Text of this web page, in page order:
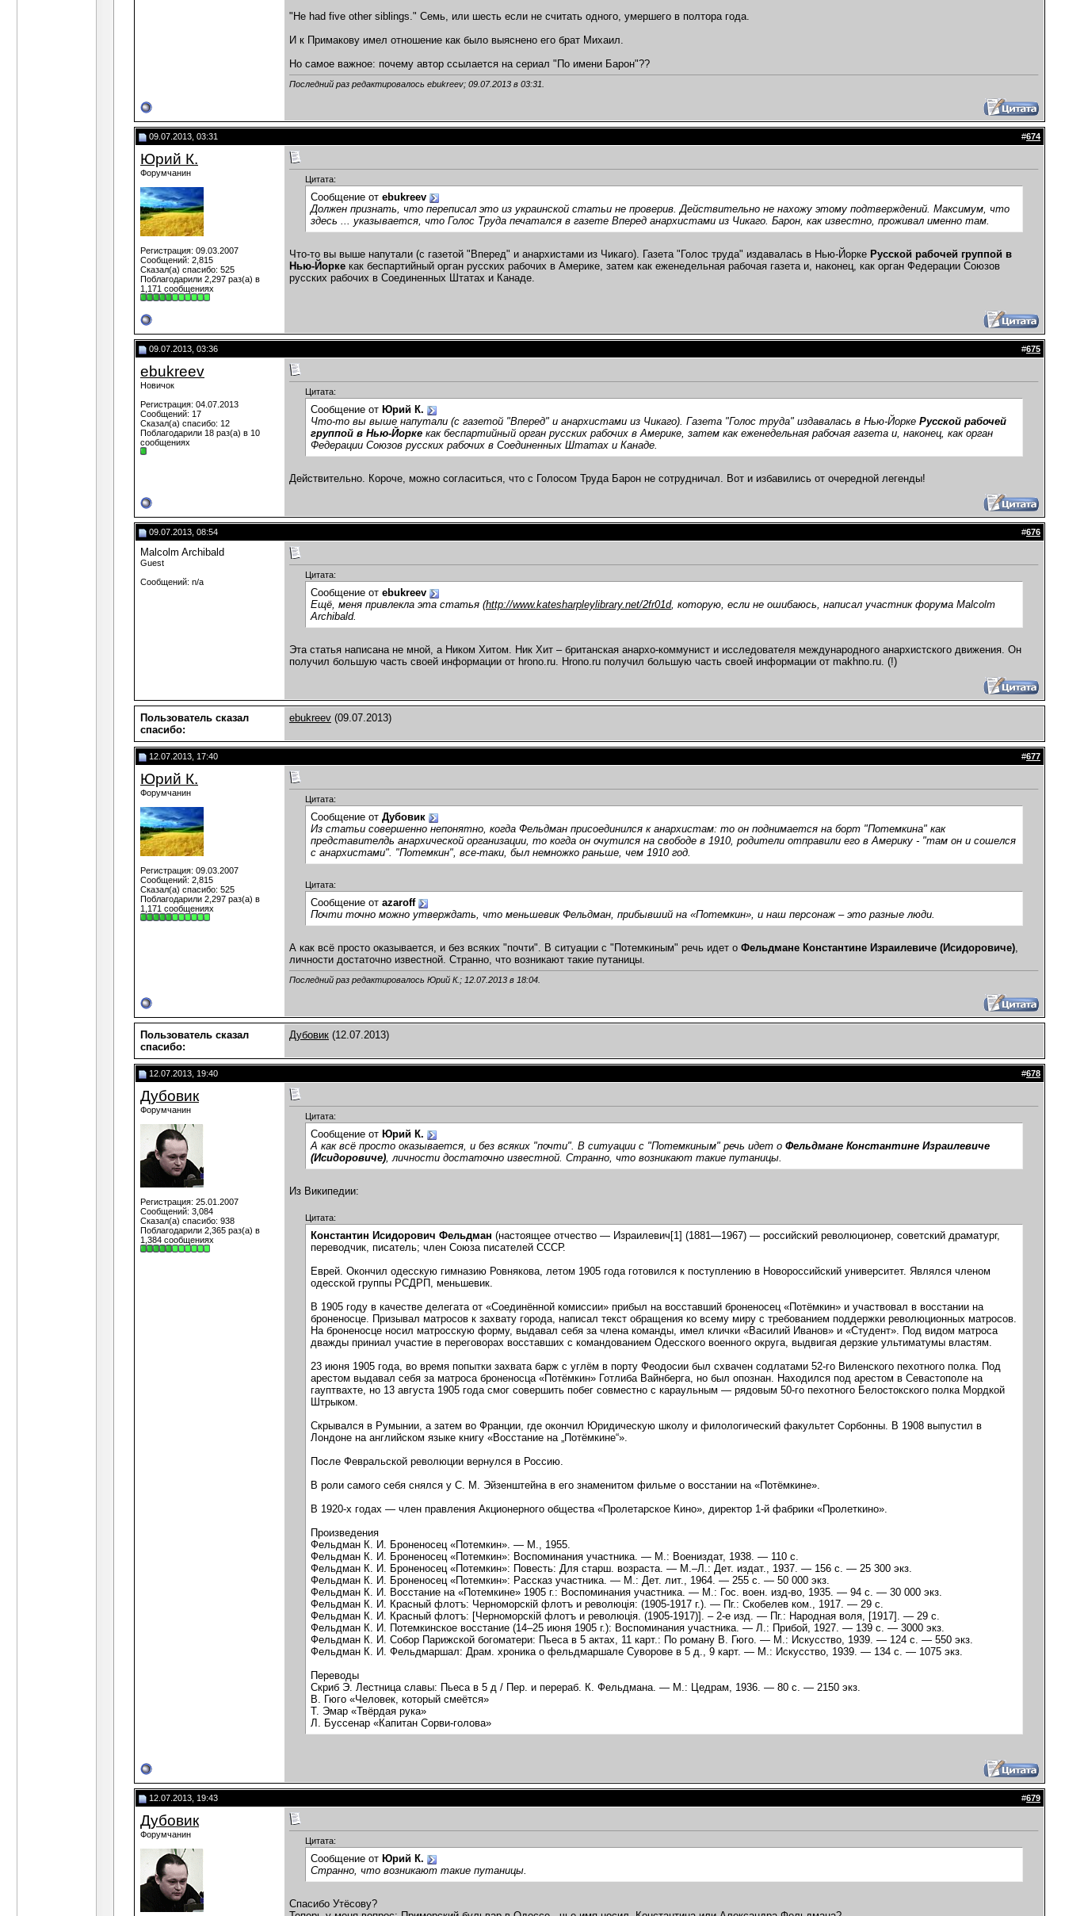
"He had five other siblings." Семь, или шесть если не считать одного, умершего в полтора года.
И к Примакову имел отношение как было выяснено его брат Михаил.
Но самое важное: почему автор ссылается на сериал "По имени Барон"??
Последний раз редактировалось ebukreev; 09.07.2013 в 03:31
09.07.2013, 03:31 #674
Юрий К.
Форумчанин
Регистрация: 09.03.2007
Сообщений: 2,815
Сказал(а) спасибо: 525
Поблагодарили 2,297 раз(а) в
1,171 сообщениях
Цитата:
Сообщение от ebukreev
Должен признать, что переписал это из украинской статьи не проверив. Действительно не нахожу этому подтверждений. Максимум, что
здесь ... указывается, что Голос Труда печатался в газете Вперед анархистами из Чикаго. Барон, как известно, проживал именно там.
Что-то вы выше напутали (с газетой "Вперед" и анархистами из Чикаго). Газета "Голос труда" издавалась в Нью-Йорке Русской рабочей группой в
Нью-Йорке как беспартийный орган русских рабочих в Америке, затем как еженедельная рабочая газета и, наконец, как орган Федерации Союзов
русских рабочих в Соединенных Штатах и Канаде.
09.07.2013, 03:36 #675
ebukreev
Новичок
Регистрация: 04.07.2013
Сообщений: 17
Сказал(а) спасибо: 12
Поблагодарили 18 раз(а) в 10
сообщениях
Цитата:
Сообщение от Юрий К.
Что-то вы выше напутали (с газетой "Вперед" и анархистами из Чикаго). Газета "Голос труда" издавалась в Нью-Йорке Русской рабочей
группой в Нью-Йорке как беспартийный орган русских рабочих в Америке, затем как еженедельная рабочая газета и, наконец, как орган
Федерации Союзов русских рабочих в Соединенных Штатах и Канаде.
Действительно. Короче, можно согласиться, что с Голосом Труда Барон не сотрудничал. Вот и избавились от очередной легенды!
09.07.2013, 08:54 #676
Malcolm Archibald
Guest
Сообщений: n/a
Цитата:
Сообщение от ebukreev
Ещё, меня привлекла эта статья (http://www.katesharpleylibrary.net/2fr01d, которую, если не ошибаюсь, написал участник форума Malcolm
Archibald.
Эта статья написана не мной, а Ником Хитом. Ник Хит – британская анархо-коммунист и исследователя международного анархистского движения. Он
получил большую часть своей информации от hrono.ru. Hrono.ru получил большую часть своей информации от makhno.ru. (!)
Пользователь сказал
cпасибо:
ebukreev (09.07.2013)
12.07.2013, 17:40 #677
Юрий К.
Форумчанин
Регистрация: 09.03.2007
Сообщений: 2,815
Сказал(а) спасибо: 525
Поблагодарили 2,297 раз(а) в
1,171 сообщениях
Цитата:
Сообщение от Дубовик
Из статьи совершенно непонятно, когда Фельдман присоединился к анархистам: то он поднимается на борт "Потемкина" как
представителдь анархической организации, то когда он очутился на свободе в 1910, родители отправили его в Америку - "там он и сошелся
с анархистами". "Потемкин", все-таки, был немножко раньше, чем 1910 год.
Цитата:
Сообщение от azaroff
Почти точно можно утверждать, что меньшевик Фельдман, прибывший на «Потемкин», и наш персонаж – это разные люди.
А как всё просто оказывается, и без всяких "почти". В ситуации с "Потемкиным" речь идет о Фельдмане Константине Израилевиче (Исидоровиче),
личности достаточно известной. Странно, что возникают такие путаницы.
Последний раз редактировалось Юрий К.; 12.07.2013 в 18:04
Пользователь сказал
cпасибо:
Дубовик (12.07.2013)
12.07.2013, 19:40 #678
Дубовик
Форумчанин
Регистрация: 25.01.2007
Сообщений: 3,084
Сказал(а) спасибо: 938
Поблагодарили 2,365 раз(а) в
1,384 сообщениях
Цитата:
Сообщение от Юрий К.
А как всё просто оказывается, и без всяких "почти". В ситуации с "Потемкиным" речь идет о Фельдмане Константине Израилевиче
(Исидоровиче), личности достаточно известной. Странно, что возникают такие путаницы.
Из Википедии:
Цитата:
Константин Исидорович Фельдман (настоящее отчество — Израилевич[1] (1881—1967) — российский революционер, советский драматург,
переводчик, писатель; член Союза писателей СССР.
Еврей. Окончил одесскую гимназию Ровнякова, летом 1905 года готовился к поступлению в Новороссийский университет. Являлся членом
одесской группы РСДРП, меньшевик.
В 1905 году в качестве делегата от «Соединённой комиссии» прибыл на восставший броненосец «Потёмкин» и участвовал в восстании на
броненосце. Призывал матросов к захвату города, написал текст обращения ко всему миру с требованием поддержки революционных матросов.
На броненосце носил матросскую форму, выдавал себя за члена команды, имел клички «Василий Иванов» и «Студент». Под видом матроса
дважды приниал участие в переговорах восставших с командованием Одесского военного округа, выдвигая дерзкие ультиматумы властям.
23 июня 1905 года, во время попытки захвата барж с углём в порту Феодосии был схвачен содлатами 52-го Виленского пехотного полка. Под
арестом выдавал себя за матроса броненосца «Потёмкин» Готлиба Вайнберга, но был опознан. Находился под арестом в Севастополе на
гауптвахте, но 13 августа 1905 года смог совершить побег совместно с караульным — рядовым 50-го пехотного Белостокского полка Мордкой
Штрыком.
Скрывался в Румынии, а затем во Франции, где окончил Юридическую школу и филологический факультет Сорбонны. В 1908 выпустил в
Лондоне на английском языке книгу «Восстание на „Потёмкине“».
После Февральской революции вернулся в Россию.
В роли самого себя снялся у С. М. Эйзенштейна в его знаменитом фильме о восстании на «Потёмкине».
В 1920-х годах — член правления Акционерного общества «Пролетарское Кино», директор 1-й фабрики «Пролеткино».
Произведения
Фельдман К. И. Броненосец «Потемкин». — М., 1955.
Фельдман К. И. Броненосец «Потемкин»: Воспоминания участника. — М.: Воениздат, 1938. — 110 с.
Фельдман К. И. Броненосец «Потемкин»: Повесть: Для старш. возраста. — М.–Л.: Дет. издат., 1937. — 156 с. — 25 300 экз.
Фельдман К. И. Броненосец «Потемкин»: Рассказ участника. — М.: Дет. лит., 1964. — 255 с. — 50 000 экз.
Фельдман К. И. Восстание на «Потемкине» 1905 г.: Воспоминания участника. — М.: Гос. воен. изд-во, 1935. — 94 с. — 30 000 экз.
Фельдман К. И. Красный флотъ: Черноморскiй флотъ и революцiя: (1905-1917 г.). — Пг.: Скобелев ком., 1917. — 29 с.
Фельдман К. И. Красный флотъ: [Черноморскiй флотъ и революцiя. (1905-1917)]. – 2-е изд. — Пг.: Народная воля, [1917]. — 29 с.
Фельдман К. И. Потемкинское восстание (14–25 июня 1905 г.): Воспоминания участника. — Л.: Прибой, 1927. — 139 с. — 3000 экз.
Фельдман К. И. Собор Парижской богоматери: Пьеса в 5 актах, 11 карт.: По роману В. Гюго. — М.: Искусство, 1939. — 124 с. — 550 экз.
Фельдман К. И. Фельдмаршал: Драм. хроника о фельдмаршале Суворове в 5 д., 9 карт. — М.: Искусство, 1939. — 134 с. — 1075 экз.
Переводы
Скриб Э. Лестница славы: Пьеса в 5 д / Пер. и перераб. К. Фельдмана. — М.: Цедрам, 1936. — 80 с. — 2150 экз.
В. Гюго «Человек, который смеётся»
Т. Эмар «Твёрдая рука»
Л. Буссенар «Капитан Сорви-голова»
12.07.2013, 19:43 #679
Дубовик
Форумчанин
Цитата:
Сообщение от Юрий К.
Странно, что возникают такие путаницы.
Спасибо Утёсову?